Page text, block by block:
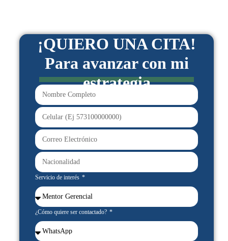
¡QUIERO UNA CITA!
Para avanzar con mi
estrategia
Servicio de interés
¿Cómo quiere ser contactado?